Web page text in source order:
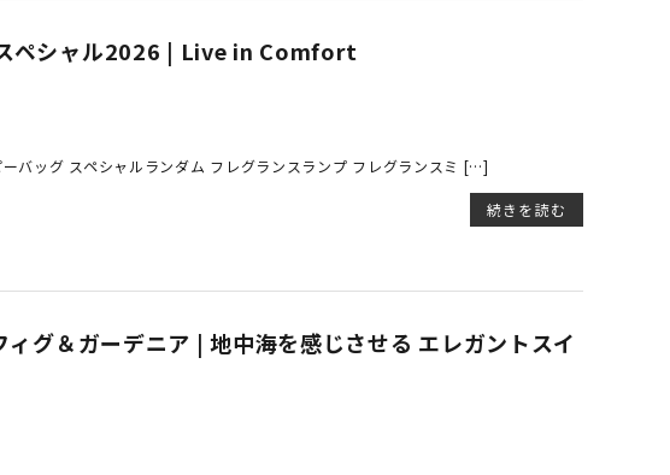
ペシャル2026 | Live in Comfort
バッグ スペシャルランダム フレグランスランプ フレグランスミ […]
続きを読む
ィグ＆ガーデニア | 地中海を感じさせる エレガントスイ